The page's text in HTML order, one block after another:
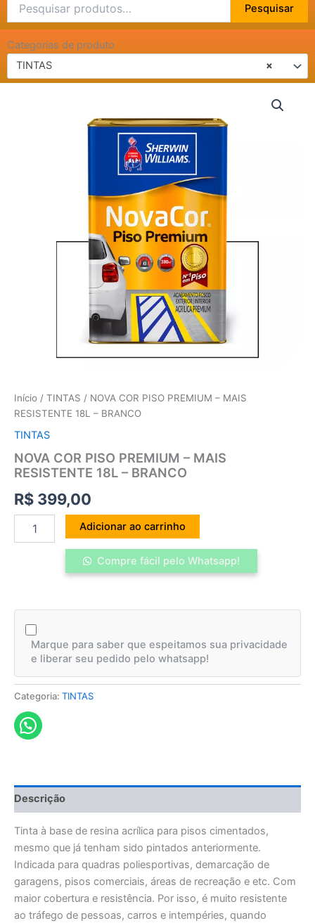
por:
Pesquisar
Categorias de produto
×
TINTAS
Início / TINTAS / NOVA COR PISO PREMIUM – MAIS
RESISTENTE 18L – BRANCO
TINTAS
NOVA COR PISO PREMIUM – MAIS
RESISTENTE 18L – BRANCO
R$ 399,00
Adicionar ao carrinho
Compre fácil pelo Whatsapp!
Marque para saber que espeitamos sua privacidade
e liberar seu pedido pelo whatsapp!
Categoria: TINTAS
Descrição
Tinta à base de resina acrílica para pisos cimentados,
mesmo que já tenham sido pintados anteriormente.
Indicada para quadras poliesportivas, demarcação de
garagens, pisos comerciais, áreas de recreação e etc. Com
maior cobertura e resistência. Por isso, é muito resistente
ao tráfego de pessoas, carros e intempéries, quando